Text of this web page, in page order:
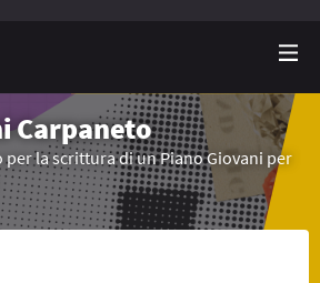
Carpaneto
la scrittura di un Piano Giovani per